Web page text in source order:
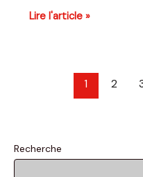
Révision,
Lire l'article »
1 2
Recherche